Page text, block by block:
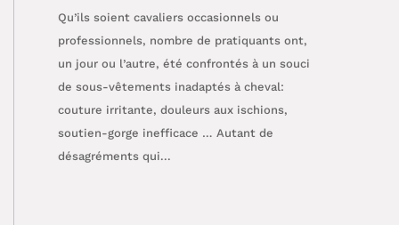
Qu’ils soient cavaliers occasionnels ou
professionnels, nombre de pratiquants ont,
un jour ou l’autre, été confrontés à un souci
de sous-vêtements inadaptés à cheval:
couture irritante, douleurs aux ischions,
soutien-gorge inefficace … Autant de
désagréments qui...